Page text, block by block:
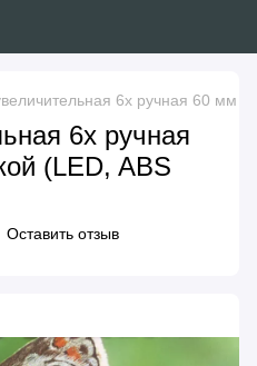
6x ручная 60 мм с
6x ручная
(LED, ABS
Оставить отзыв